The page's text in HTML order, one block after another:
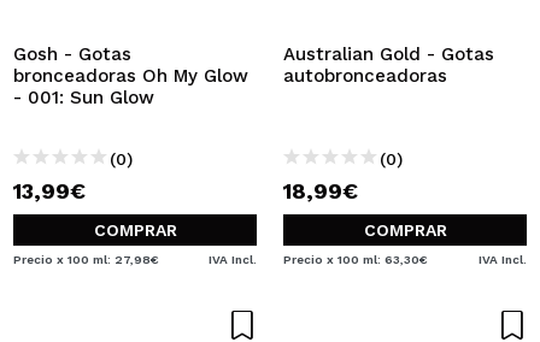
Gosh - Gotas
bronceadoras Oh My Glow
- 001: Sun Glow
(0)
13,99€
COMPRAR
Precio x 100 ml: 27,98€ IVA Incl.
Australian Gold - Gotas
autobronceadoras
(0)
18,99€
COMPRAR
Precio x 100 ml: 63,30€ IVA Incl.